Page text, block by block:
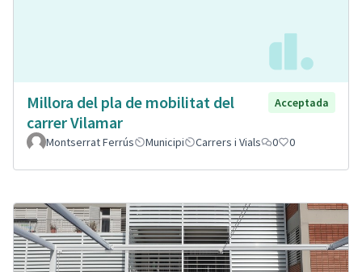
Millora del pla de mobilitat del
carrer Vilamar
Acceptada
Montserrat Ferrús Municipi Carrers i Vials 0 0